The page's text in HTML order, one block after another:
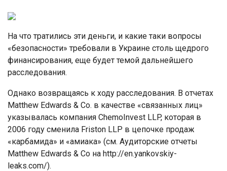
На что тратились эти деньги, и какие таки вопросы
«безопасности» требовали в Украине столь щедрого
финансирования, еще будет темой дальнейшего
расследования.
Однако возвращаясь к ходу расследования. В отчетах
Matthew Edwards & Co. в качестве «связанных лиц»
указывалась компания ChemoInvest LLP, которая в
2006 году сменила Friston LLP в цепочке продаж
«карбамида» и «амиака» (см. Аудиторские отчеты
Matthew Edwards & Co на http://en.yankovskiy-
leaks.com/).